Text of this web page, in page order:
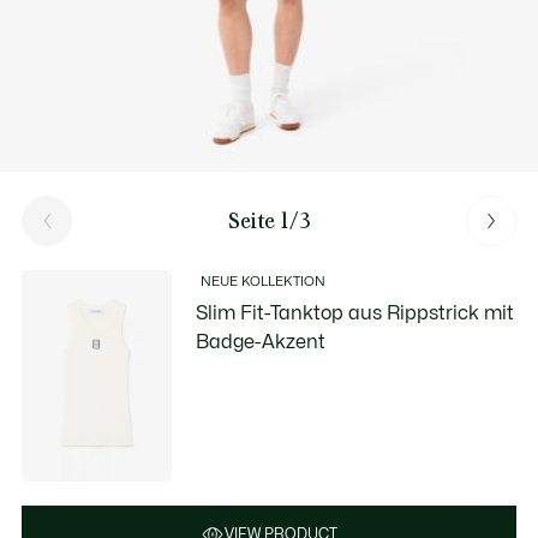
Seite 1/3
NEUE KOLLEKTION
Slim Fit-Tanktop aus Rippstrick mit
Badge-Akzent
VIEW PRODUCT